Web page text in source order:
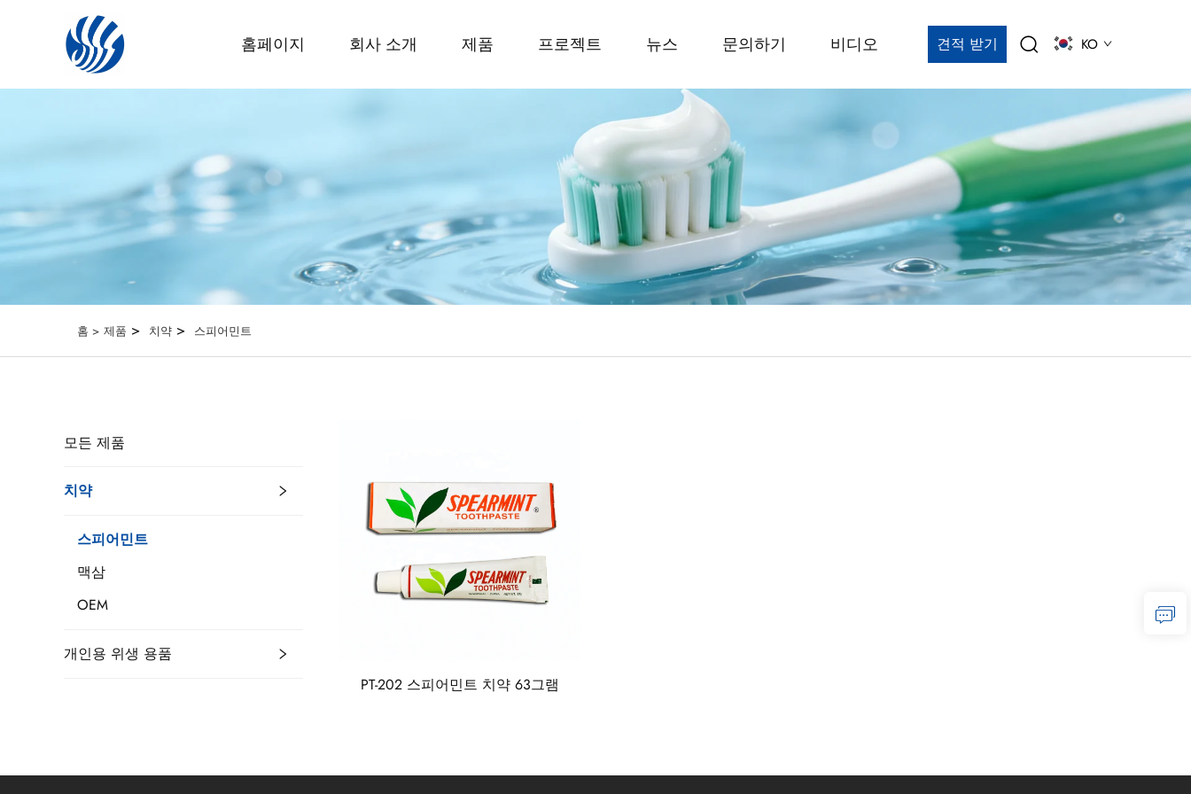
홈페이지 회사 소개 제품 프로젝트 뉴스 문의하기 비디오 견적 받기 KO
홈 > 제품 > 치약 > 스피어민트
모든 제품
치약
스피어민트
맥삼
OEM
개인용 위생 용품
PT-202 스피어민트 치약 63그램